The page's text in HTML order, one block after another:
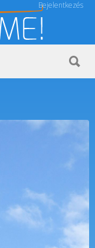
Bejelentkezés